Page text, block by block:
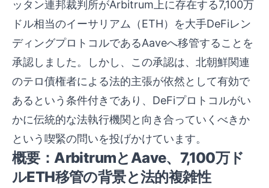
ッタン連邦裁判所がArbitrum上に存在する7,100万
ドル相当のイーサリアム（ETH）を大手DeFiレン
ディングプロトコルであるAaveへ移管することを
承認しました。しかし、この承認は、北朝鮮関連
のテロ債権者による法的主張が依然として有効で
あるという条件付きであり、DeFiプロトコルがい
かに伝統的な法執行機関と向き合っていくべきか
という喫緊の問いを投げかけています。
概要：ArbitrumとAave、7,100万ド
ルETH移管の背景と法的複雑性